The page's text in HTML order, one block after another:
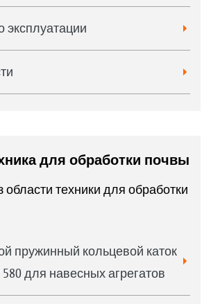
эксплуатации
для обработки почвы
области техники для обработки
пружинный кольцевой каток
580 для навесных агрегатов